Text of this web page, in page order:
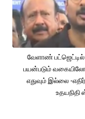
வேளாண் பட்ஜெட்டில்
பயன்படும் வகையிலோ
எதுவும் இல்லை -
உதயநிதி